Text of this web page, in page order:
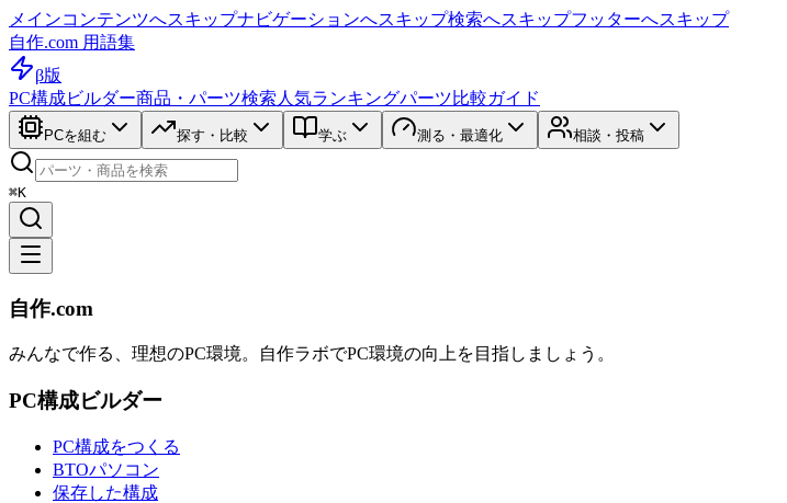
メインコンテンツへスキップナビゲーションへスキップ検索へスキップフッターへスキップ
自作.com 用語集
β版
PC構成ビルダー商品・パーツ検索 人気ランキングパーツ比較ガイド
PCを組む 探す・比較 学ぶ 測る・最適化 相談・投稿
⌘K
自作.com
みんなで作る、理想のPC環境。 自作ラボでPC環境の向上を目指しましょう。
PC構成ビルダー
PC構成をつくる
BTOパソコン
保存した構成